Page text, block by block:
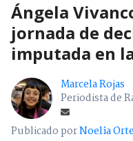
Ángela
jornada de
imputada en
Marcela Rojas
Periodista de
Publicado porNoelia